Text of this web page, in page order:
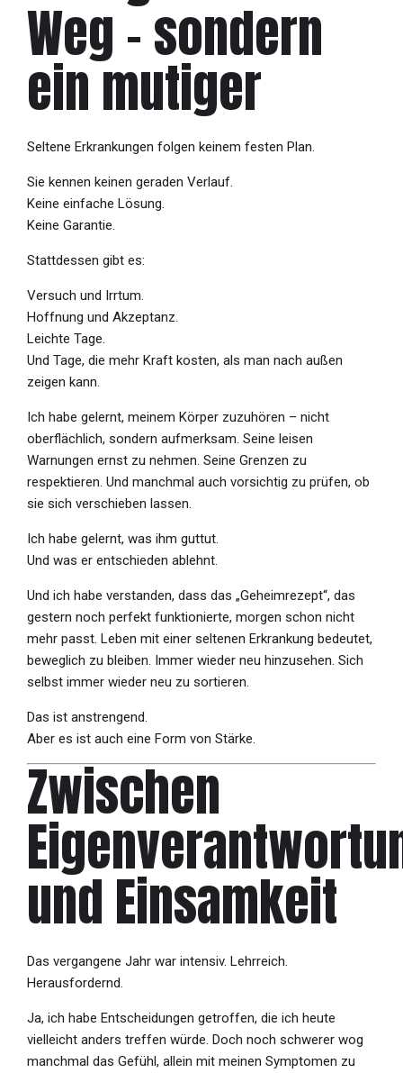
Weg – sondern
ein mutiger
Seltene Erkrankungen folgen keinem festen Plan.
Sie kennen keinen geraden Verlauf.
Keine einfache Lösung.
Keine Garantie.
Stattdessen gibt es:
Versuch und Irrtum.
Hoffnung und Akzeptanz.
Leichte Tage.
Und Tage, die mehr Kraft kosten, als man nach außen
zeigen kann.
Ich habe gelernt, meinem Körper zuzuhören – nicht
oberflächlich, sondern aufmerksam. Seine leisen
Warnungen ernst zu nehmen. Seine Grenzen zu
respektieren. Und manchmal auch vorsichtig zu prüfen, ob
sie sich verschieben lassen.
Ich habe gelernt, was ihm guttut.
Und was er entschieden ablehnt.
Und ich habe verstanden, dass das „Geheimrezept“, das
gestern noch perfekt funktionierte, morgen schon nicht
mehr passt. Leben mit einer seltenen Erkrankung bedeutet,
beweglich zu bleiben. Immer wieder neu hinzusehen. Sich
selbst immer wieder neu zu sortieren.
Das ist anstrengend.
Aber es ist auch eine Form von Stärke.
Zwischen
und Einsamkeit
Das vergangene Jahr war intensiv. Lehrreich.
Herausfordernd.
Ja, ich habe Entscheidungen getroffen, die ich heute
vielleicht anders treffen würde. Doch noch schwerer wog
manchmal das Gefühl, allein mit meinen Symptomen zu